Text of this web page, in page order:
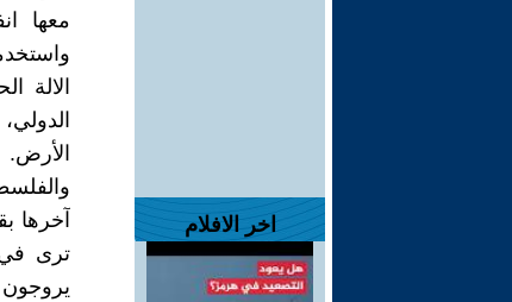
اخر الافلام
معها
الالة
الأرض.
ترى في
يروجون